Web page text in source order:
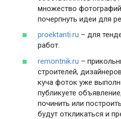
множество
почерпнуть идеи для
proektanti.ru – для
работ.
remontnik.ru –
строителей,
куча фоток уже
публикуете
починить или
будут откликаться и